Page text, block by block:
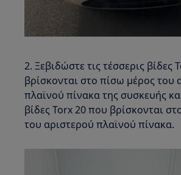
2. Ξεβιδώστε τις τέσσερις βίδες
βρίσκονται στο πίσω μέρος του
πλαϊνού πίνακα της συσκευής
βίδες Torx 20 που βρίσκονται
του αριστερού πλαϊνού πίνακα.